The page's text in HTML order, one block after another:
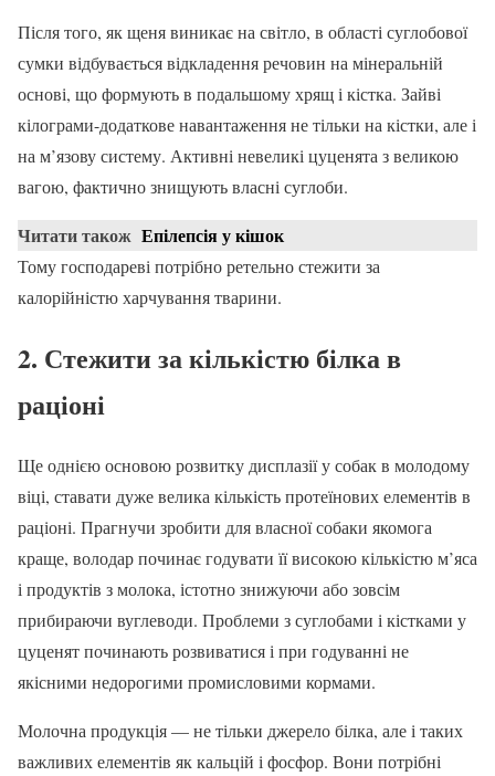
Після того, як щеня виникає на світло, в області суглобової
сумки відбувається відкладення речовин на мінеральній
основі, що формують в подальшому хрящ і кістка. Зайві
кілограми-додаткове навантаження не тільки на кістки, але і
на м’язову систему. Активні невеликі цуценята з великою
вагою, фактично знищують власні суглоби.
Читати також Епілепсія у кішок
Тому господареві потрібно ретельно стежити за
калорійністю харчування тварини.
2. Стежити за кількістю білка в
раціоні
Ще однією основою розвитку дисплазії у собак в молодому
віці, ставати дуже велика кількість протеїнових елементів в
раціоні. Прагнучи зробити для власної собаки якомога
краще, володар починає годувати її високою кількістю м’яса
і продуктів з молока, істотно знижуючи або зовсім
прибираючи вуглеводи. Проблеми з суглобами і кістками у
цуценят починають розвиватися і при годуванні не
якісними недорогими промисловими кормами.
Молочна продукція — не тільки джерело білка, але і таких
важливих елементів як кальцій і фосфор. Вони потрібні